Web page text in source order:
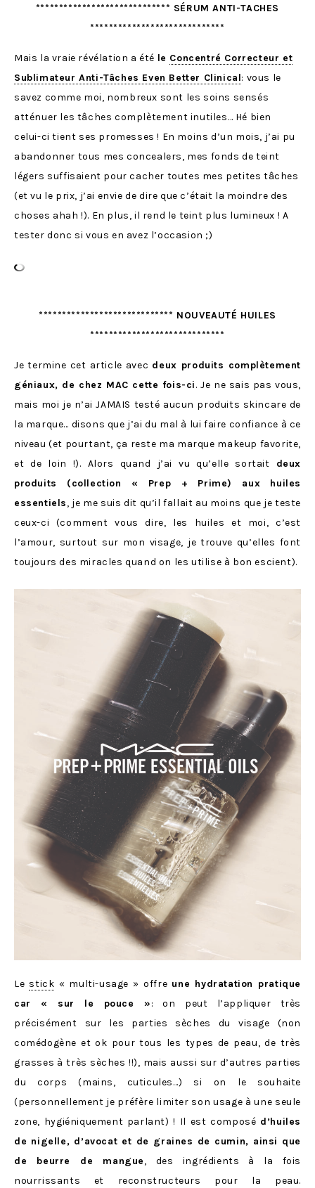
***************************** SÉRUM ANTI-TACHES
*****************************
Mais la vraie révélation a été le Concentré Correcteur et
Sublimateur Anti-Tâches Even Better Clinical: vous le
savez comme moi, nombreux sont les soins sensés
atténuer les tâches complètement inutiles… Hé bien
celui-ci tient ses promesses ! En moins d’un mois, j’ai pu
abandonner tous mes concealers, mes fonds de teint
légers suffisaient pour cacher toutes mes petites tâches
(et vu le prix, j’ai envie de dire que c’était la moindre des
choses ahah !). En plus, il rend le teint plus lumineux ! A
tester donc si vous en avez l’occasion ;)
***************************** NOUVEAUTÉ HUILES
*****************************
Je termine cet article avec deux produits complètement
géniaux, de chez MAC cette fois-ci. Je ne sais pas vous,
mais moi je n’ai JAMAIS testé aucun produits skincare de
la marque… disons que j’ai du mal à lui faire confiance à ce
niveau (et pourtant, ça reste ma marque makeup favorite,
et de loin !). Alors quand j’ai vu qu’elle sortait deux
produits (collection « Prep + Prime) aux huiles
essentiels, je me suis dit qu’il fallait au moins que je teste
ceux-ci (comment vous dire, les huiles et moi, c’est
l’amour, surtout sur mon visage, je trouve qu’elles font
toujours des miracles quand on les utilise à bon escient).
Le stick « multi-usage » offre une hydratation pratique
car « sur le pouce »: on peut l’appliquer très
précisément sur les parties sèches du visage (non
comédogène et ok pour tous les types de peau, de très
grasses à très sèches !!), mais aussi sur d’autres parties
du corps (mains, cuticules…) si on le souhaite
(personnellement je préfère limiter son usage à une seule
zone, hygiéniquement parlant) ! Il est composé d’huiles
de nigelle, d’avocat et de graines de cumin, ainsi que
de beurre de mangue, des ingrédients à la fois
nourrissants et reconstructeurs pour la peau.